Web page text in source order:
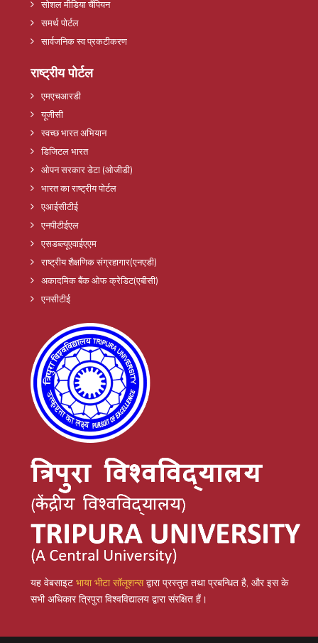
सोशल मीडिया चैंपियन
समर्थ पोर्टल
सार्वजनिक स्व प्रकटीकरण
राष्ट्रीय पोर्टल
एमएचआरडी
यूजीसी
स्वच्छ भारत अभियान
डिजिटल भारत
ओपन सरकार डेटा (ओजीडी)
भारत का राष्ट्रीय पोर्टल
एआईसीटीई
एनपीटीईएल
एसडब्ल्यूएवाईएएम
राष्ट्रीय शैक्षणिक संग्रहागार(एनएडी)
अकादमिक बैंक ओफ क्रेडिट(एबीसी)
एनसीटीई
यह वेबसाइट भाया भीटा सॉलूशन्सद्वारा प्रस्तुत तथा प्रबन्धित है, और इस के
सभी अधिकार त्रिपुरा विश्वविद्यालय द्वारा संरक्षित हैं।